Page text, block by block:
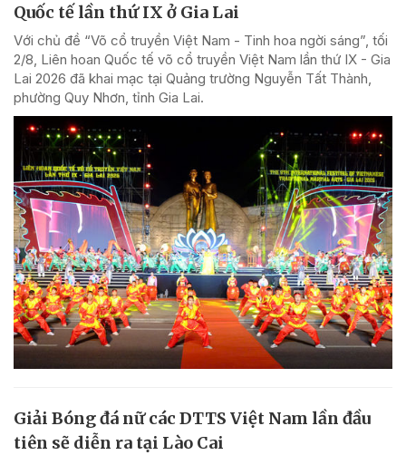
Quốc tế lần thứ IX ở Gia Lai
Với chủ đề “Võ cổ truyền Việt Nam - Tinh hoa ngời sáng”, tối
2/8, Liên hoan Quốc tế võ cổ truyền Việt Nam lần thứ IX - Gia
Lai 2026 đã khai mạc tại Quảng trường Nguyễn Tất Thành,
phường Quy Nhơn, tỉnh Gia Lai.
Giải Bóng đá nữ các DTTS Việt Nam lần đầu
tiên sẽ diễn ra tại Lào Cai